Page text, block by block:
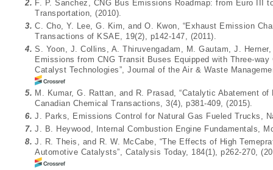
2. F. P. Sanchez, CNG Bus Emissions Roadmap: from Euro III
Transportation, (2010).
3. C. Cho, Y. Lee, G. Kim, and O. Kwon, “Exhaust Emission
Transactions of KSAE, 19(2), p142-147, (2011).
4. S. Yoon, J. Collins, A. Thiruvengadam, M. Gautam, J.
Emissions from CNG Transit Buses Equipped with Three-
Catalyst Technologies”, Journal of the Air & Waste
5. M. Kumar, G. Rattan, and R. Prasad, “Catalytic Abatement
Canadian Chemical Transactions, 3(4), p381-409, (2015).
6. J. Parks, Emissions Control for Natural Gas Fueled Trucks,
7. J. B. Heywood, Internal Combustion Engine Fundamentals,
8. J. R. Theis, and R. W. McCabe, “The Effects of High
Automotive Catalysts”, Catalysis Today, 184(1), p262-270,